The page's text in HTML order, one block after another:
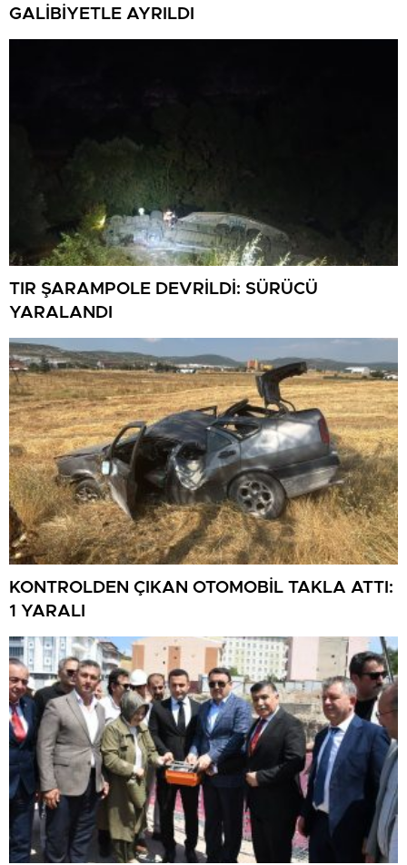
GALİBİYETLE AYRILDI
TIR ŞARAMPOLE DEVRİLDİ: SÜRÜCÜ
YARALANDI
KONTROLDEN ÇIKAN OTOMOBİL TAKLA ATTI:
1 YARALI